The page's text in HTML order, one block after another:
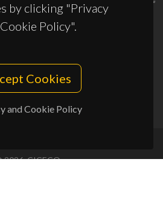
by clicking "Privacy
Policy".
Cookies
and Cookie Policy
10.54499/UID/PRR2/50011/2025
2026, CICECO